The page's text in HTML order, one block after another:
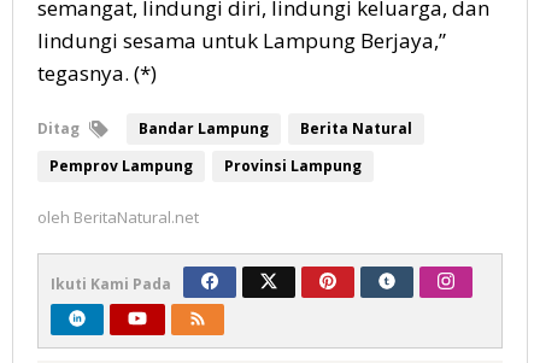
semangat, lindungi diri, lindungi keluarga, dan
lindungi sesama untuk Lampung Berjaya,”
tegasnya. (*)
Ditag Bandar Lampung
Berita Natural
Pemprov Lampung
Provinsi Lampung
oleh BeritaNatural.net
Ikuti Kami Pada